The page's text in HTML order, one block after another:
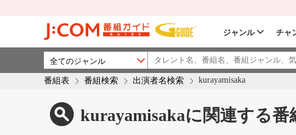
ジャンル チャ
番組表 番組検索 出演者名検索 kurayamisaka
kurayamisakaに関連する番